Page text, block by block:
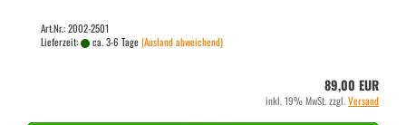
Art.Nr.: 2002-2501
Lieferzeit:
ca. 3-6 Tage(Ausland abweichend)
89,00 EUR
inkl. 19% MwSt. zzgl.Versand